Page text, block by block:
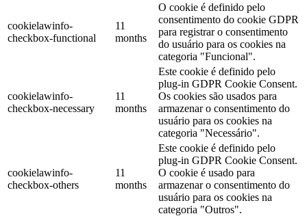
cookielawinfo-
checkbox-functional
11
months
O cookie é definido pelo
consentimento do cookie GDPR
para registrar o consentimento
do usuário para os cookies na
categoria "Funcional".
cookielawinfo-
checkbox-necessary
11
months
Este cookie é definido pelo
plug-in GDPR Cookie Consent.
Os cookies são usados para
armazenar o consentimento do
usuário para os cookies na
categoria "Necessário".
cookielawinfo-
checkbox-others
11
months
Este cookie é definido pelo
plug-in GDPR Cookie Consent.
O cookie é usado para
armazenar o consentimento do
usuário para os cookies na
categoria "Outros".